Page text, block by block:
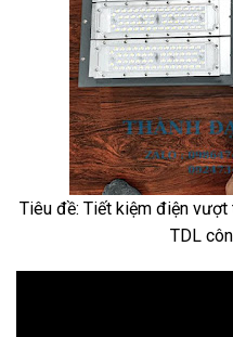
Tiêu đề: Tiết kiệm điện
TDL